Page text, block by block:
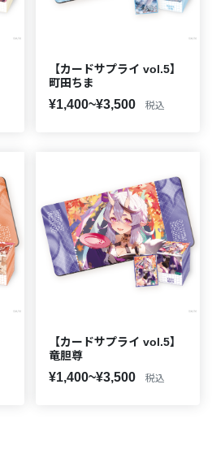
【カードサプライ vol.5】
町田ちま
¥1,400~¥3,500 税込
【カードサプライ vol.5】
竜胆尊
¥1,400~¥3,500 税込